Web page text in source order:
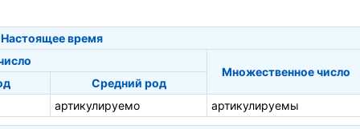
Настоящее время
Множественное число
Средний род
артикулируемо
артикулируемы